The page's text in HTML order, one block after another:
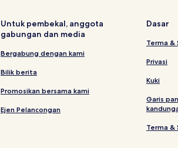
Hotel 4 bintang di Johor
Hotel 3 bintang di Johor
Hotel berdekatan Kelab
Hotel 3 bintang di Danga
Hotel Keluarga di Johor
Untuk pembekal, anggota
gabungan dan media
Bergabung dengan kami
Bilik berita
Promosikan bersama kami
Ejen Pelancongan
Dasar
Terma &
Privasi
Kuki
Garis
Terma &